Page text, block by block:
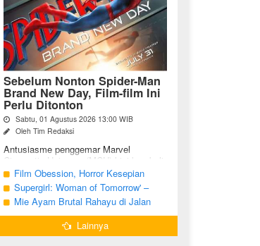
Sebelum Nonton Spider-Man
Brand New Day, Film-film Ini
Perlu Ditonton
Sabtu, 01 Agustus 2026 13:00 WIB
Oleh Tim Redaksi
Antusiasme penggemar Marvel
Cinematic Universe (MCU) kini kembali
meningkat seiring tayangnya
petualangan terbaru Spider-Man Brand
New Day. Bagi penggemar garis ...
Film Obession, Horror Kesepian
Generasi Saat Ini
Supergirl: Woman of Tomorrow' –
Potensi yang Terperangkap dalam
Narasi Generik
Mie Ayam Brutal Rahayu di Jalan
Pemuda Bojonegoro, Kuliner dengan
Banyak Pilihan Menu
Lainnya